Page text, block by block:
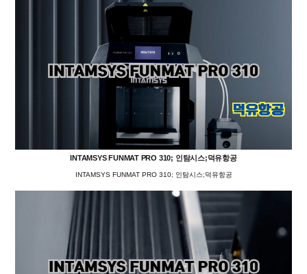
INTAMSYS FUNMAT PRO 310; 인탐시스;덕유항공
INTAMSYS FUNMAT PRO 310; 인탐시스;덕유항공